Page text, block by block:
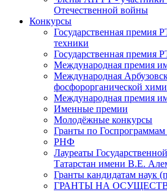
Отечественной войны
Конкурсы
Государственная премия
техники
Государственная премия
Международная премия
Международная
фосфорорганической
Международная премия
Именные премии
Молодёжные конкурсы
Гранты по
РНФ
Лауреаты
Татарстан имени В.Е.
Гранты кандидатам наук
ГРАНТЫ НА